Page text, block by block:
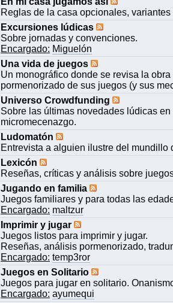
Reglas de la casa opcionales,
Excursiones lúdicas
Sobre jornadas y convenciones.
Encargado: Miguelón
Una vida de juegos
Un monográfico donde se revisa la
pormenorizado de sus juegos (y sus
Universo Crowdfunding
Sobre las últimas novedades lúdicas
micromecenazgo.
Ludomatón
Entrevista a alguien ilustre del mundillo
Lexicón
Reseñas, críticas y análisis sobre
Jugando en familia
Juegos familiares y para todas las
Encargado: maltzur
Imprimir y jugar
Juegos listos para imprimir y jugar.
Reseñas, análisis pormenorizado,
Encargado: temp3ror
Juegos en Solitario
Juegos para jugar en solitario.
Encargado: ayumequi